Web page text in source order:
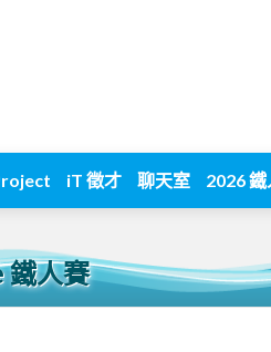
iT 徵才 聊天室 2026
鐵人賽